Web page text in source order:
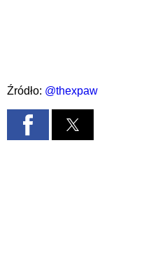
Źródło: @thexpaw